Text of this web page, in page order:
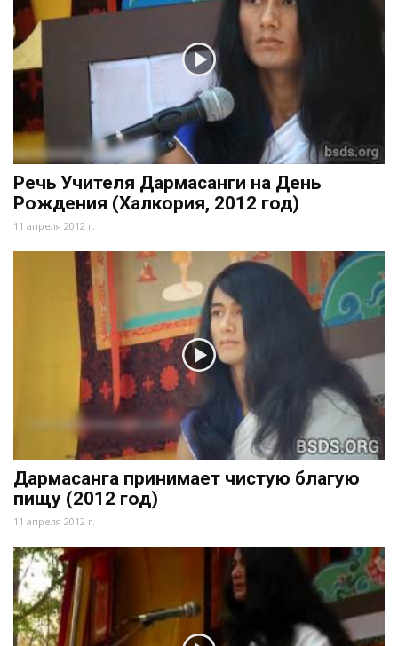
Речь Учителя Дармасанги на День
Рождения (Халкория, 2012 год)
11 апреля 2012 г.
Дармасанга принимает чистую благую
пищу (2012 год)
11 апреля 2012 г.